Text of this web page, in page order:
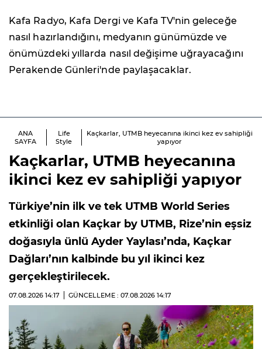
Kafa Radyo, Kafa Dergi ve Kafa TV'nin geleceğe
nasıl hazırlandığını, medyanın günümüzde ve
önümüzdeki yıllarda nasıl değişime uğrayacağını
Perakende Günleri'nde paylaşacaklar.
ANA
SAYFA
Life
Style
Kaçkarlar, UTMB heyecanına ikinci kez ev sahipliği
yapıyor
Kaçkarlar, UTMB heyecanına
ikinci kez ev sahipliği yapıyor
Türkiye’nin ilk ve tek UTMB World Series
etkinliği olan Kaçkar by UTMB, Rize’nin eşsiz
doğasıyla ünlü Ayder Yaylası’nda, Kaçkar
Dağları’nın kalbinde bu yıl ikinci kez
gerçekleştirilecek.
07.08.2026 14:17 GÜNCELLEME : 07.08.2026 14:17